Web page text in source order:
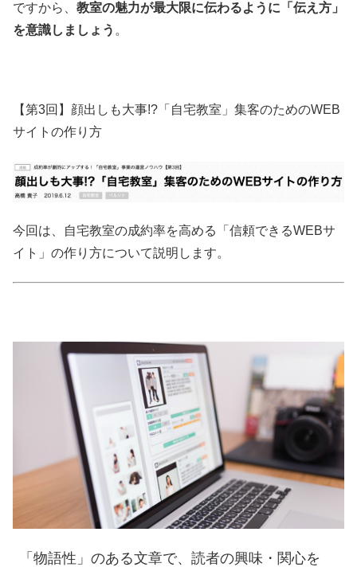
ですから、 教室の魅力が最大限に伝わるように「伝え方」
を意識しましょう 。
【第3回】顔出しも大事!?「自宅教室」集客のためのWEB
サイトの作り方
今回は、自宅教室の成約率を高める「信頼できるWEBサ
イト」の作り方について説明します。
「物語性」のある文章で、読者の興味・関心を